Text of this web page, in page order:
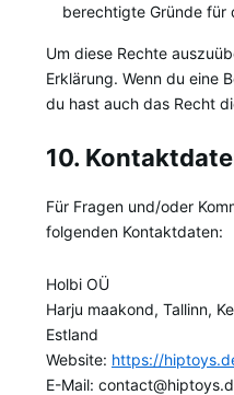
berechtigte Gründe für
Um diese Rechte
Erklärung. Wenn du eine
du hast auch das Recht
10.
Für Fragen und/oder
folgenden Kontaktdaten:
Holbi OÜ
Harju maakond, Tallinn,
Estland
Website: https://
E-Mail: contact@